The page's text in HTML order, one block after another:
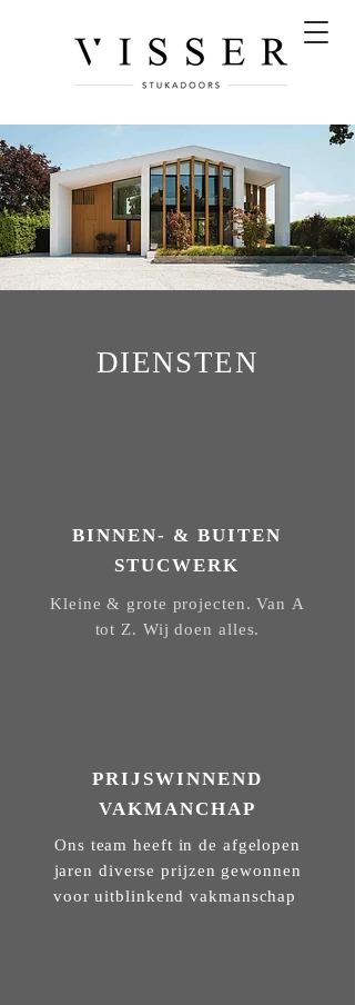
DIENSTEN
BINNEN- & BUITEN
STUCWERK
Kleine & grote projecten. Van A
tot Z. Wij doen alles.
PRIJSWINNEND
VAKMANCHAP
Ons team heeft in de afgelopen
jaren diverse prijzen gewonnen
voor uitblinkend vakmanschap